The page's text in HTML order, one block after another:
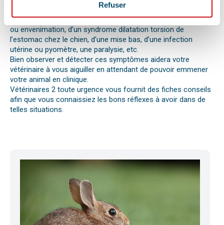
Refuser
votre compagnon. Il peut s’agir en effet d’un épillet, d’une
réaction allergique avec œdème de Quincke, d’une intoxication
ou envenimation, d’un syndrome dilatation torsion de
l’estomac chez le chien, d’une mise bas, d’une infection
utérine ou pyomètre, une paralysie, etc.
Bien observer et détecter ces symptômes aidera votre
vétérinaire à vous aiguiller en attendant de pouvoir emmener
votre animal en clinique.
Vétérinaires 2 toute urgence vous fournit des fiches conseils
afin que vous connaissiez les bons réflexes à avoir dans de
telles situations.